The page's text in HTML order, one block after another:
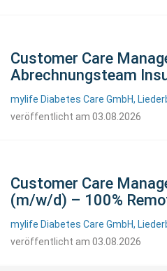
Customer Care
Abrechnungsteam
mylife Diabetes Care GmbH,
veröffentlicht am 03.08.2026
Customer Care
(m/w/d) – 100%
mylife Diabetes Care GmbH,
veröffentlicht am 03.08.2026